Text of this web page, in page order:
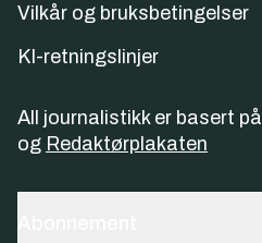
Vilkår og bruksbetingelser
KI-retningslinjer
All journalistikk er basert på
og Redaktørplakaten